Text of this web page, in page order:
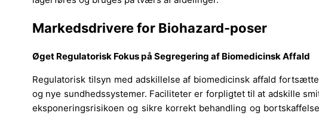
Markedsdrivere for Biohazard-poser
Øget Regulatorisk Fokus på Segregering af Biomedicinsk Affald
Regulatorisk tilsyn med adskillelse af biomedicinsk affald
og nye sundhedssystemer. Faciliteter er forpligtet til at adskille
eksponeringsrisikoen og sikre korrekt behandling og